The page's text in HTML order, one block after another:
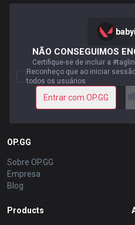
NÃO CONSEGUIMOS
Certifique-se de incluir a
Reconheço que ao iniciar
todos os usuários
Entrar com OP.GG
OP.GG
Sobre OP.GG
Empresa
Blog
Products